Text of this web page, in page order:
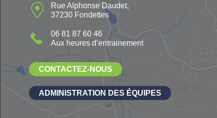
Rue Alphonse Daudet,
37230 Fondettes
06 81 87 60 46
Aux heures d’entrainement
CONTACTEZ-NOUS
ADMINISTRATION DES ÉQUIPES